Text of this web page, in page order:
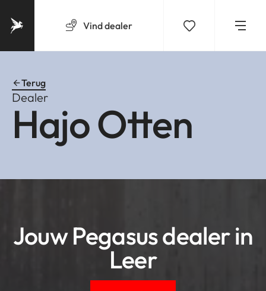
Vinddealer
Terug
Dealer
Hajo Otten
Jouw Pegasus dealer in
Leer